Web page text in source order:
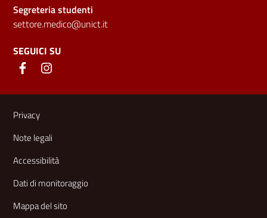
Segreteria studenti
settore.medico@unict.it
SEGUICI SU
Link e informazioni utili
Privacy
Note legali
Accessibilità
Dati di monitoraggio
Mappa del sito